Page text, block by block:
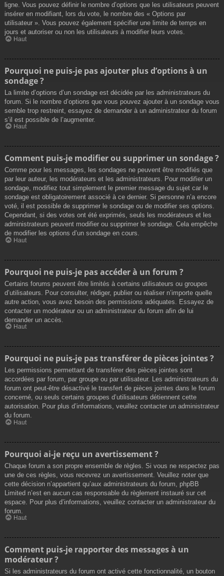
ligne. Vous pouvez définir le nombre d’options que les utilisateurs peuvent
insérer en modifiant, lors du vote, le nombre des « Options par
utilisateur ». Vous pouvez également spécifier une limite de temps en
jours et autoriser ou non les utilisateurs à modifier leurs votes.
Haut
Pourquoi ne puis-je pas ajouter plus d’options à un
sondage ?
La limite d’options d’un sondage est décidée par les administrateurs du
forum. Si le nombre d’options que vous pouvez ajouter à un sondage vous
semble trop restreint, essayez de demander à un administrateur du forum
s’il est possible de l’augmenter.
Haut
Comment puis-je modifier ou supprimer un sondage ?
Comme pour les messages, les sondages ne peuvent être modifiés que
par leur auteur, les modérateurs et les administrateurs. Pour modifier un
sondage, modifiez tout simplement le premier message du sujet car le
sondage est obligatoirement associé à ce dernier. Si personne n’a encore
voté, il est possible de supprimer le sondage ou de modifier ses options.
Cependant, si des votes ont été exprimés, seuls les modérateurs et les
administrateurs peuvent modifier ou supprimer le sondage. Cela empêche
de modifier les options d’un sondage en cours.
Haut
Pourquoi ne puis-je pas accéder à un forum ?
Certains forums peuvent être limités à certains utilisateurs ou groupes
d’utilisateurs. Pour consulter, rédiger, publier ou réaliser n’importe quelle
autre action, vous avez besoin des permissions adéquates. Essayez de
contacter un modérateur ou un administrateur du forum afin de lui
demander un accès.
Haut
Pourquoi ne puis-je pas transférer de pièces jointes ?
Les permissions permettant de transférer des pièces jointes sont
accordées par forum, par groupe ou par utilisateur. Les administrateurs du
forum ont peut-être désactivé le transfert de pièces jointes dans le forum
concerné, ou seuls certains groupes d’utilisateurs détiennent cette
autorisation. Pour plus d’informations, veuillez contacter un administrateur
du forum.
Haut
Pourquoi ai-je reçu un avertissement ?
Chaque forum a son propre ensemble de règles. Si vous ne respectez pas
une de ces règles, vous recevrez un avertissement. Veuillez noter que
cette décision n’appartient qu’aux administrateurs du forum, phpBB
Limited n’est en aucun cas responsable du règlement instauré sur cet
espace. Pour plus d’informations, veuillez contacter un administrateur du
forum.
Haut
Comment puis-je rapporter des messages à un
modérateur ?
Si les administrateurs du forum ont activé cette fonctionnalité, un bouton